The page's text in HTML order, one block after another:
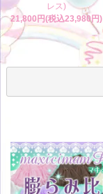
レス)
21,800円(税込23,980円)